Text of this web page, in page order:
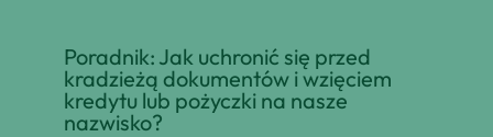
Poradnik: Jak uchronić się przed
kradzieżą dokumentów i wzięciem
kredytu lub pożyczki na nasze
nazwisko?